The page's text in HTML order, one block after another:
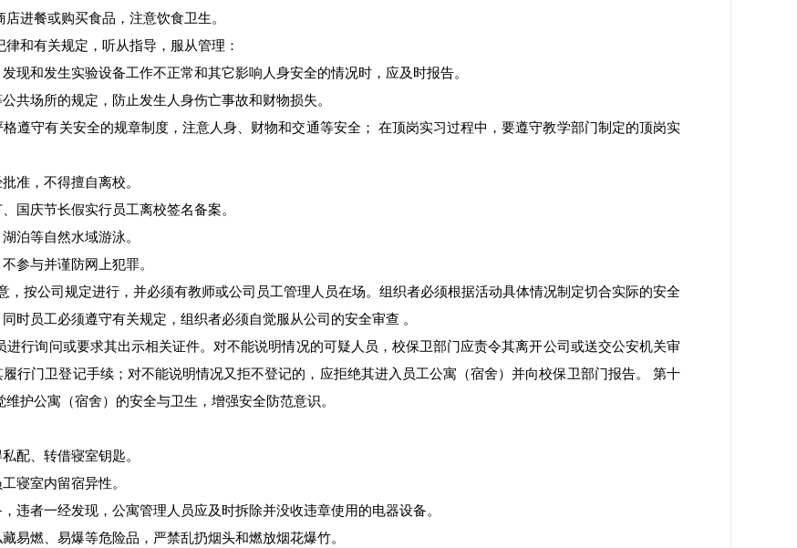
进餐或购买食品，注意饮食卫生。
和有关规定，听从指导，服从管理：
现和发生实验设备工作不正常和其它影响人身安全的情况时，应及时报告。
共场所的规定，防止发生人身伤亡事故和财物损失。
遵守有关安全的规章制度，注意人身、财物和交通等安全； 在顶岗实习过程中，要遵守教学部门制定的顶岗实
准，不得擅自离校。
国庆节长假实行员工离校签名备案。
泊等自然水域游泳。
参与并谨防网上犯罪。
，按公司规定进行，并必须有教师或公司员工管理人员在场。组织者必须根据活动具体情况制定切合实际的安全
时员工必须遵守有关规定，组织者必须自觉服从公司的安全审查 。
行询问或要求其出示相关证件。对不能说明情况的可疑人员，校保卫部门应责令其离开公司或送交公安机关审
行门卫登记手续；对不能说明情况又拒不登记的，应拒绝其进入员工公寓（宿舍）并向校保卫部门报告。 第十
护公寓（宿舍）的安全与卫生，增强安全防范意识。
配、转借寝室钥匙。
寝室内留宿异性。
违者一经发现，公寓管理人员应及时拆除并没收违章使用的电器设备。
易燃、易爆等危险品，严禁乱扔烟头和燃放烟花爆竹。